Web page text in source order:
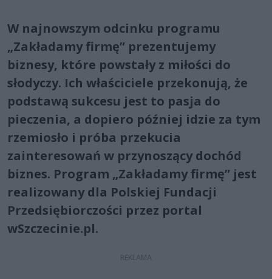
W najnowszym odcinku programu
„Zakładamy firmę” prezentujemy
biznesy, które powstały z miłości do
słodyczy. Ich właściciele przekonują, że
podstawą sukcesu jest to pasja do
pieczenia, a dopiero później idzie za tym
rzemiosło i próba przekucia
zainteresowań w przynoszący dochód
biznes. Program „Zakładamy firmę” jest
realizowany dla Polskiej Fundacji
Przedsiębiorczości przez portal
wSzczecinie.pl.